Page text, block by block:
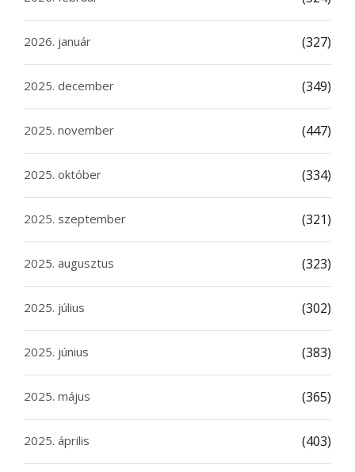
2026. január (327)
2025. december (349)
2025. november (447)
2025. október (334)
2025. szeptember (321)
2025. augusztus (323)
2025. július (302)
2025. június (383)
2025. május (365)
2025. április (403)